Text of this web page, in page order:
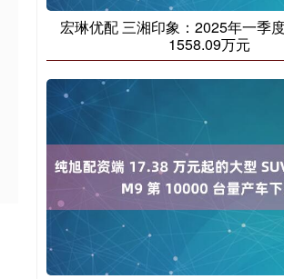
宏琳优配 三湘印象：2025年一季
1558.09万元